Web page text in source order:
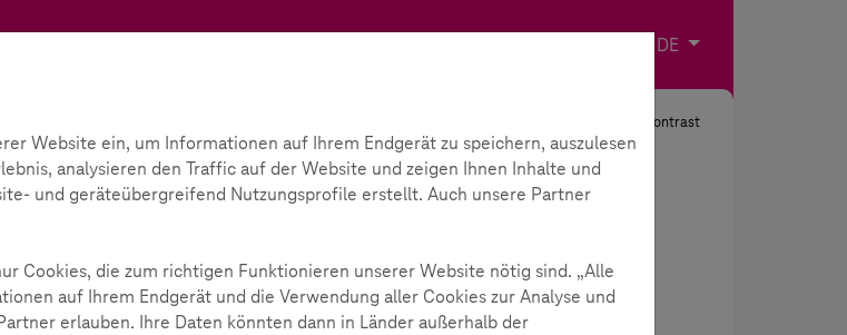
DE Sprache wählen
Kontrast
Website ein, um Informationen auf Ihrem Endgerät zu speichern, auszulesen
analysieren den Traffic auf der Website und zeigen Ihnen Inhalte und
und geräteübergreifend Nutzungsprofile erstellt. Auch unsere Partner
Cookies, die zum richtigen Funktionieren unserer Website nötig sind. „Alle
auf Ihrem Endgerät und die Verwendung aller Cookies zur Analyse und
erlauben. Ihre Daten könnten dann in Länder außerhalb der